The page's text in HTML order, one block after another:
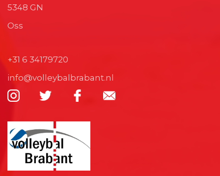
5348 GN
Oss
+31 6 34179720
info@volleybalbrabant.nl